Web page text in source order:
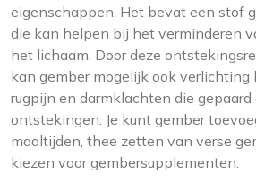
eigenschappen. Het bevat een stof
die kan helpen bij het verminderen
het lichaam. Door deze
kan gember mogelijk ook verlichting
rugpijn en darmklachten die
ontstekingen. Je kunt gember
maaltijden, thee zetten van verse
kiezen voor gembersupplementen.